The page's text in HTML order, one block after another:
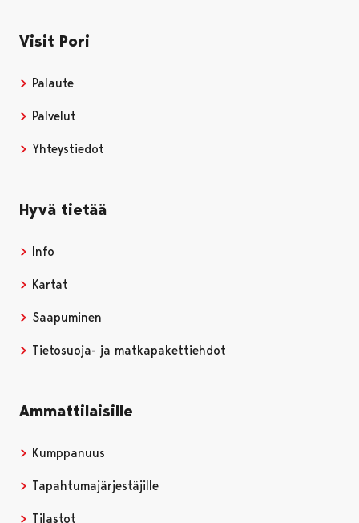
Visit Pori
Palaute
Palvelut
Yhteystiedot
Hyvä tietää
Info
Kartat
Saapuminen
Tietosuoja- ja matkapakettiehdot
Ammattilaisille
Kumppanuus
Tapahtumajärjestäjille
Tilastot